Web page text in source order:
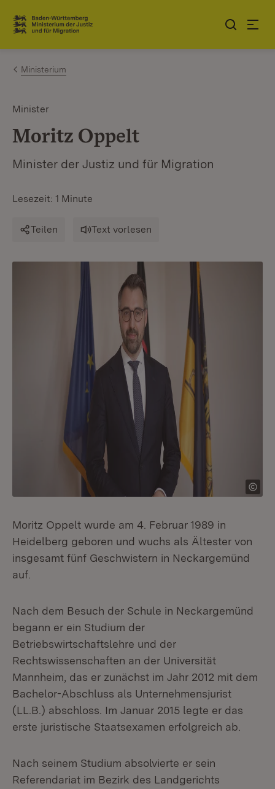
Zum Inhalt springen
Link zur Startseite
Ministerium
Minister
Moritz Oppelt
Minister der Justiz und für Migration
Lesezeit: 1 Minute
Teilen Text vorlesen
Moritz Oppelt wurde am 4. Februar 1989 in
Heidelberg geboren und wuchs als Ältester von
insgesamt fünf Geschwistern in Neckargemünd
auf.
Nach dem Besuch der Schule in Neckargemünd
begann er ein Studium der
Betriebswirtschaftslehre und der
Rechtswissenschaften an der Universität
Mannheim, das er zunächst im Jahr 2012 mit dem
Bachelor-Abschluss als Unternehmensjurist
(LL.B.) abschloss. Im Januar 2015 legte er das
erste juristische Staatsexamen erfolgreich ab.
Nach seinem Studium absolvierte er sein
Referendariat im Bezirk des Landgerichts